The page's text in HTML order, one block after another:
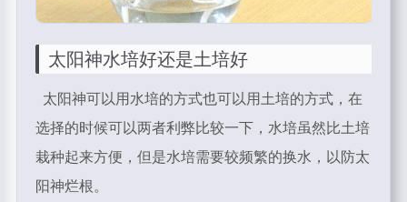
太阳神水培好还是土培好
太阳神可以用水培的方式也可以用土培的方式，在
选择的时候可以两者利弊比较一下，水培虽然比土培
栽种起来方便，但是水培需要较频繁的换水，以防太
阳神烂根。